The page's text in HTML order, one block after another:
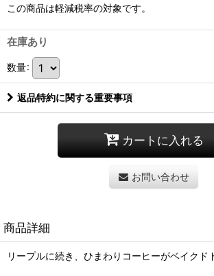
この商品は軽減税率の対象です。
在庫あり
数量:
返品特約に関する重要事項
カートに入れる
お問い合わせ
商品詳細
リープルに続き、ひまわりコーヒーがベイクド